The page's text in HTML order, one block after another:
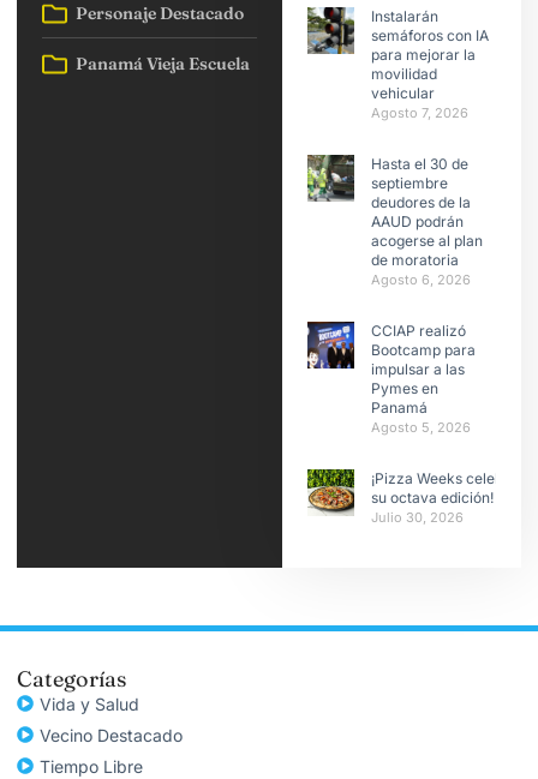
Personaje Destacado
Panamá Vieja Escuela
Instalarán
semáforos con IA
para mejorar la
movilidad
vehicular
Agosto 7, 2026
Hasta el 30 de
septiembre
deudores de la
AAUD podrán
acogerse al plan
de moratoria
Agosto 6, 2026
CCIAP realizó
Bootcamp para
impulsar a las
Pymes en
Panamá
Agosto 5, 2026
¡Pizza Weeks celebra
su octava edición!
Julio 30, 2026
Categorías
Vida y Salud
Vecino Destacado
Tiempo Libre